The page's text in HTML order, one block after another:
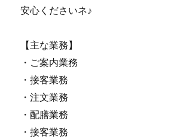
安心くださいネ♪
【主な業務】
・ご案内業務
・接客業務
・注文業務
・配膳業務
・接客業務